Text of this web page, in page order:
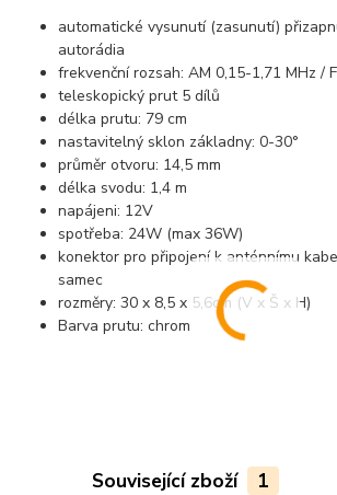
automatické vysunutí (zasunutí)
autorádia
frekvenční rozsah: AM 0,15-1,71 MHz /
teleskopický prut 5 dílů
délka prutu: 79 cm
nastavitelný sklon základny: 0-30°
průměr otvoru: 14,5 mm
délka svodu: 1,4 m
napájeni: 12V
spotřeba: 24W (max 36W)
konektor pro připojení k anténnímu
samec
rozměry: 30 x 8,5 x 5,6cm (V x Š x H)
Barva prutu: chrom
Související zboží 1